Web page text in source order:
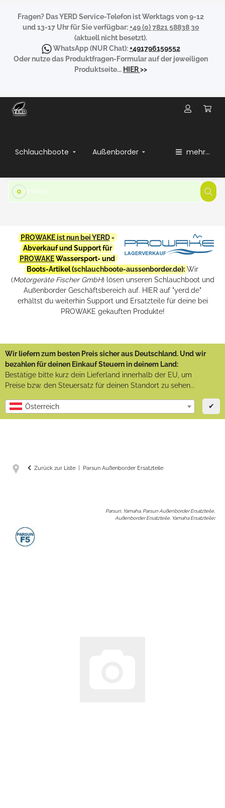
Fragen? Das YERD Service-Telefon ist Werktags von 9-12
und 13-17 Uhr für Sie verfügbar:+49 (0) 7821 58838 30
(aktuell nicht besetzt).
WhatsApp(NUR Chat):+491796159552
Oder nutze das Produktfragen-Formular auf der jeweiligen
Produktseite... HIER>>
Schlauchboote Außenborder mehr...
PROWAKE ist nun bei YERD-
Abverkauf und Support für
PROWAKEWassersport- und
Boots-Artikel (schlauchboote-aussenborder.de): Wir
(Motorgeräte Fischer GmbH) lösen unseren Schlauchboot und
Außenborder Geschäftsbereich auf. HIER auf "yerd.de"
erhältst du weiterhin Support und Ersatzteile für deine bei
PROWAKE gekauften Produkte!
Wir liefern zum besten Preis sicher aus Deutschland. Und wir
bezahlen für deinen Einkauf Steuern in deinem Land:
Bestätige bitte kurz dein Lieferland innerhalb der EU, um
Preise bzw. den Steuersatz für deinen Standort zu sehen...
Österreich ✔
Zurück zur Liste Parsun Außenborder Ersatzteile
Parsun, Yamaha, Parsun Außenborder Ersatzteile,
Außenborder Ersatzteile, Yamaha Ersatzteile: